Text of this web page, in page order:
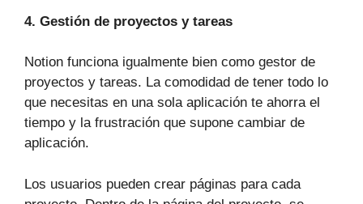
4. Gestión de proyectos y tareas
Notion funciona igualmente bien como gestor de
proyectos y tareas. La comodidad de tener todo lo
que necesitas en una sola aplicación te ahorra el
tiempo y la frustración que supone cambiar de
aplicación.
Los usuarios pueden crear páginas para cada